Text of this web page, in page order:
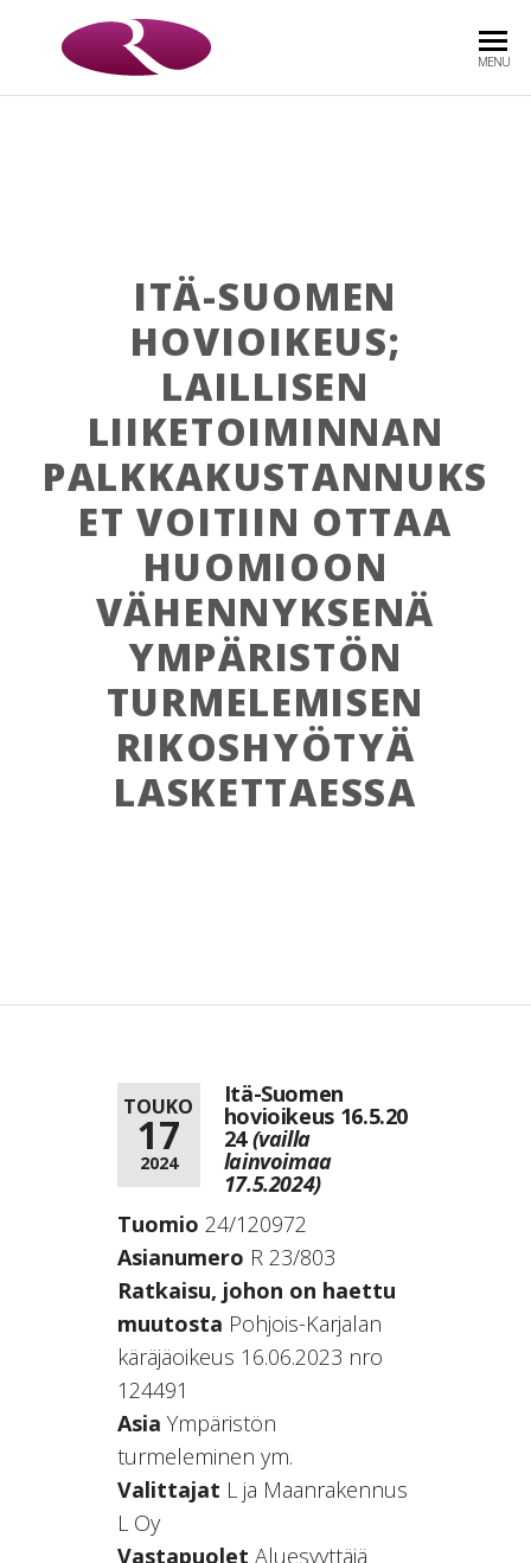
& CO
MENU
ITÄ-SUOMEN
HOVIOIKEUS;
LAILLISEN
LIIKETOIMINNAN
PALKKAKUSTANNUKS
ET VOITIIN OTTAA
HUOMIOON
VÄHENNYKSENÄ
YMPÄRISTÖN
TURMELEMISEN
RIKOSHYÖTYÄ
LASKETTAESSA
TOUKO
17
2024
Itä-Suomen
hovioikeus 16.5.20
24(vailla
lainvoimaa
17.5.2024)
Tuomio 24/120972
Asianumero R 23/803
Ratkaisu, johon on haettu
muutosta Pohjois-Karjalan
käräjäoikeus 16.06.2023 nro
124491
Asia Ympäristön
turmeleminen ym.
Valittajat L ja Maanrakennus
L Oy
Vastapuolet Aluesyyttäjä